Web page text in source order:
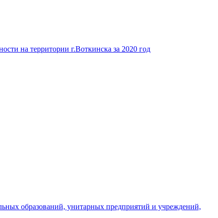
на территории г.Воткинска за 2020 год
образований, унитарных предприятий и учреждений,